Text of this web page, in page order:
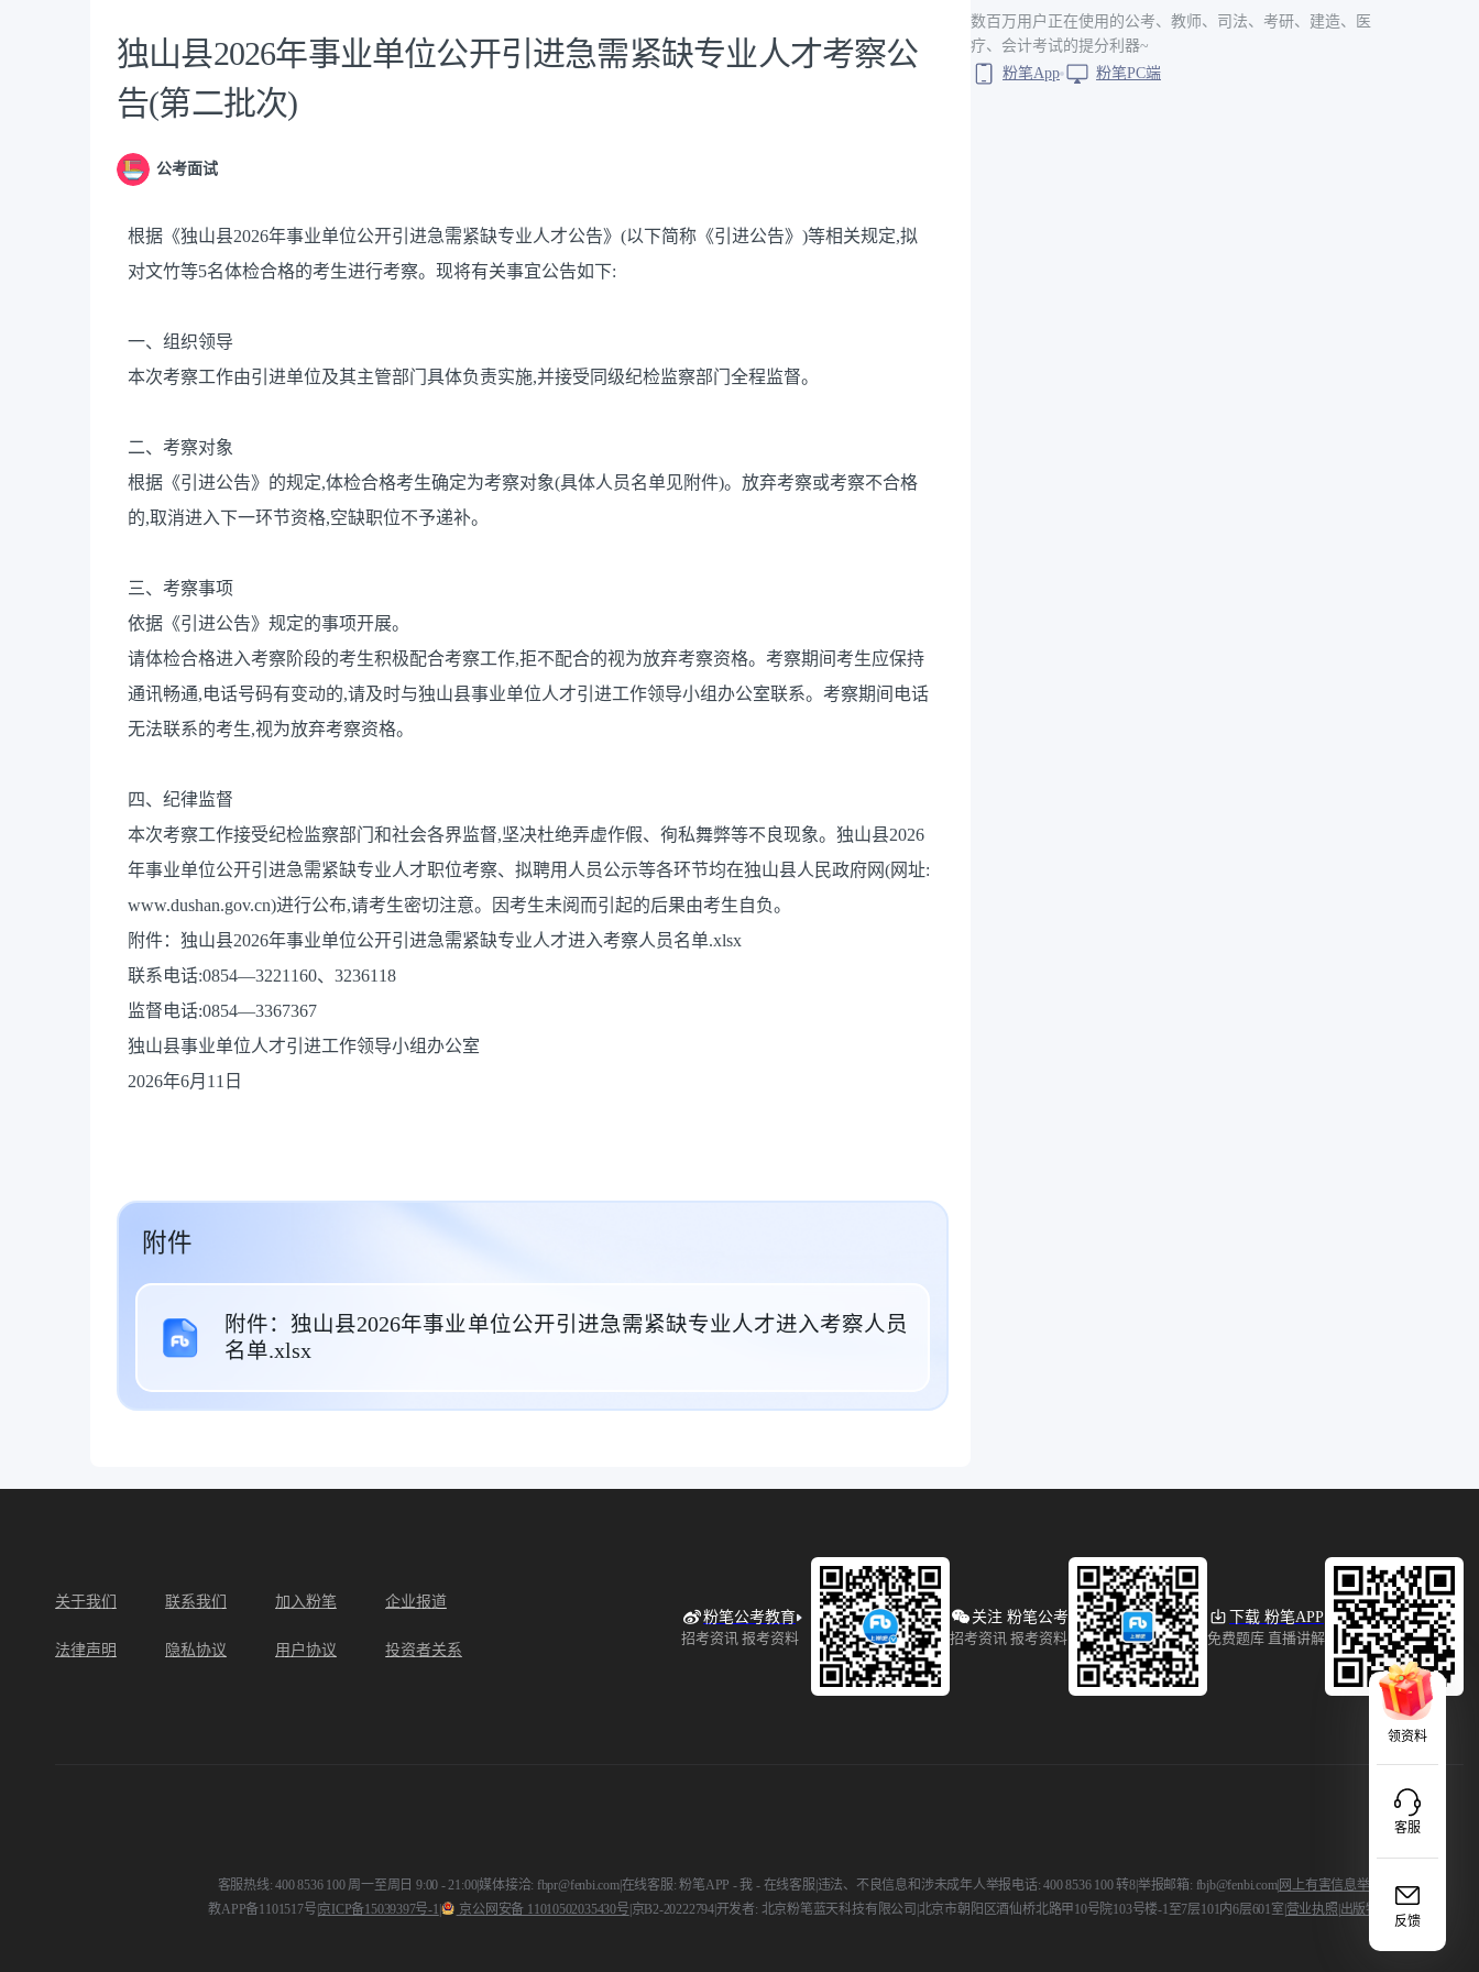
独山县2026年事业单位公开引进急需紧缺专业人才考察公
告(第二批次)
公考面试
根据《独山县2026年事业单位公开引进急需紧缺专业人才公告》(以下简称《引进公告》)等相关规定,拟
对文竹等5名体检合格的考生进行考察。现将有关事宜公告如下:
一、组织领导
本次考察工作由引进单位及其主管部门具体负责实施,并接受同级纪检监察部门全程监督。
二、考察对象
根据《引进公告》的规定,体检合格考生确定为考察对象(具体人员名单见附件)。放弃考察或考察不合格
的,取消进入下一环节资格,空缺职位不予递补。
三、考察事项
依据《引进公告》规定的事项开展。
请体检合格进入考察阶段的考生积极配合考察工作,拒不配合的视为放弃考察资格。考察期间考生应保持
通讯畅通,电话号码有变动的,请及时与独山县事业单位人才引进工作领导小组办公室联系。考察期间电话
无法联系的考生,视为放弃考察资格。
四、纪律监督
本次考察工作接受纪检监察部门和社会各界监督,坚决杜绝弄虚作假、徇私舞弊等不良现象。独山县2026
年事业单位公开引进急需紧缺专业人才职位考察、拟聘用人员公示等各环节均在独山县人民政府网(网址:
www.dushan.gov.cn)进行公布,请考生密切注意。因考生未阅而引起的后果由考生自负。
附件：独山县2026年事业单位公开引进急需紧缺专业人才进入考察人员名单.xlsx
联系电话:0854—3221160、3236118
监督电话:0854—3367367
独山县事业单位人才引进工作领导小组办公室
2026年6月11日
附件
附件：独山县2026年事业单位公开引进急需紧缺专业人才进入考察人员
名单.xlsx
数百万用户正在使用的公考、教师、司法、考研、建造、医
疗、会计考试的提分利器~
粉笔App
粉笔PC端
领资料
客服
反馈
关于我们 联系我们 加入粉笔 企业报道
法律声明 隐私协议 用户协议 投资者关系
粉笔公考教育
招考资讯 报考资料
关注 粉笔公考
招考资讯 报考资料
下载 粉笔APP
免费题库 直播讲解
客服热线: 400 8536 100 周一至周日 9:00 - 21:00|媒体接洽: fbpr@fenbi.com|在线客服: 粉笔APP - 我 - 在线客服 违法、不良信息和涉未成年人举报电话: 400 8536 100 转8举报邮箱: fbjb@fenbi.com| 网上有害信息举报
教APP备1101517号 京ICP备15039397号-1 京公网安备 11010502035430号 京B2-20222794|开发者: 北京粉笔蓝天科技有限公司 北京市朝阳区酒仙桥北路甲10号院103号楼-1至7层101内6层601室 营业执照 出版物证